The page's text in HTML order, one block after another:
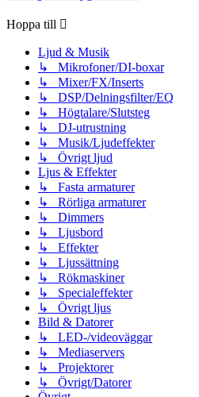
Hoppa till
Ljud & Musik
↳ Mikrofoner/DI-boxar
↳ Mixer/FX/Inserts
↳ DSP/Delningsfilter/EQ
↳ Högtalare/Slutsteg
↳ DJ-utrustning
↳ Musik/Ljudeffekter
↳ Övrigt ljud
Ljus & Effekter
↳ Fasta armaturer
↳ Rörliga armaturer
↳ Dimmers
↳ Ljusbord
↳ Effekter
↳ Ljussättning
↳ Rökmaskiner
↳ Specialeffekter
↳ Övrigt ljus
Bild & Datorer
↳ LED-/videoväggar
↳ Mediaservers
↳ Projektorer
↳ Övrigt/Datorer